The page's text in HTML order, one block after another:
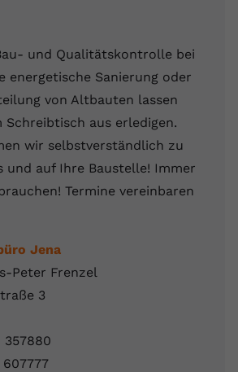
und Qualitätskontrolle bei
energetische Sanierung oder
von Altbauten lassen
Schreibtisch aus erledigen.
wir selbstverständlich zu
und auf Ihre Baustelle! Immer
Termine vereinbaren
Jena
Peter Frenzel
3
357880
607777